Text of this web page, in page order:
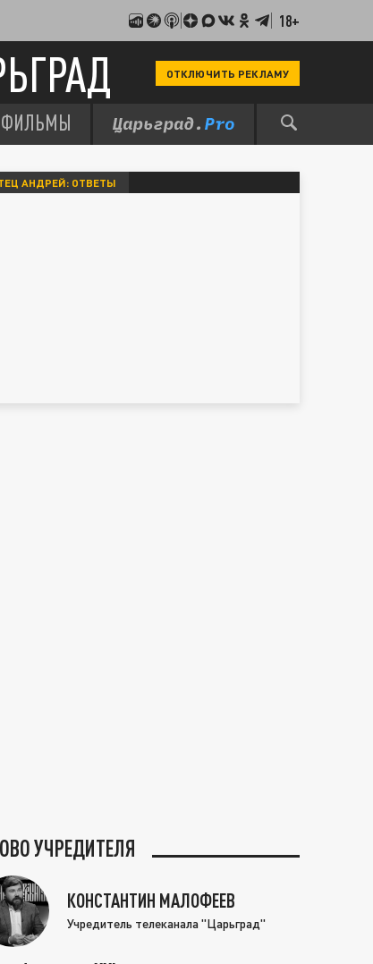
18+
ОТКЛЮЧИТЬ РЕКЛАМУ
ФИЛЬМЫ
АНДРЕЙ: ОТВЕТЫ
УЧРЕДИТЕЛЯ
КОНСТАНТИН МАЛОФЕЕВ
Учредитель телеканала "Царьград"